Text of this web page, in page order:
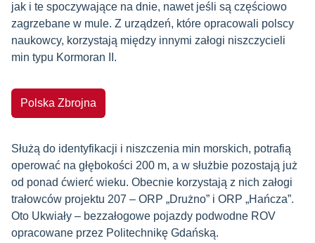
jak i te spoczywające na dnie, nawet jeśli są częściowo
zagrzebane w mule. Z urządzeń, które opracowali polscy
naukowcy, korzystają między innymi załogi niszczycieli
min typu Kormoran II.
Polska Zbrojna
Służą do identyfikacji i niszczenia min morskich, potrafią
operować na głębokości 200 m, a w służbie pozostają już
od ponad ćwierć wieku. Obecnie korzystają z nich załogi
trałowców projektu 207 – ORP „Drużno” i ORP „Hańcza”.
Oto Ukwiały – bezzałogowe pojazdy podwodne ROV
opracowane przez Politechnikę Gdańską.